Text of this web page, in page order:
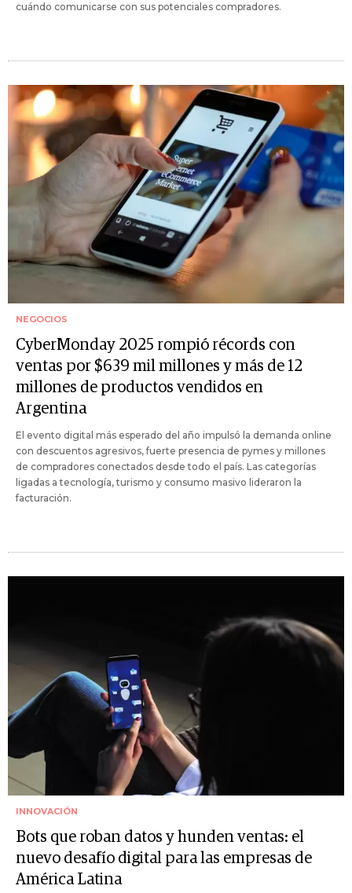
cuándo comunicarse con sus potenciales compradores.
NEGOCIOS
CyberMonday 2025 rompió récords con
ventas por $639 mil millones y más de 12
millones de productos vendidos en
Argentina
El evento digital más esperado del año impulsó la demanda online
con descuentos agresivos, fuerte presencia de pymes y millones
de compradores conectados desde todo el país. Las categorías
ligadas a tecnología, turismo y consumo masivo lideraron la
facturación.
INNOVACIÓN
Bots que roban datos y hunden ventas: el
nuevo desafío digital para las empresas de
América Latina